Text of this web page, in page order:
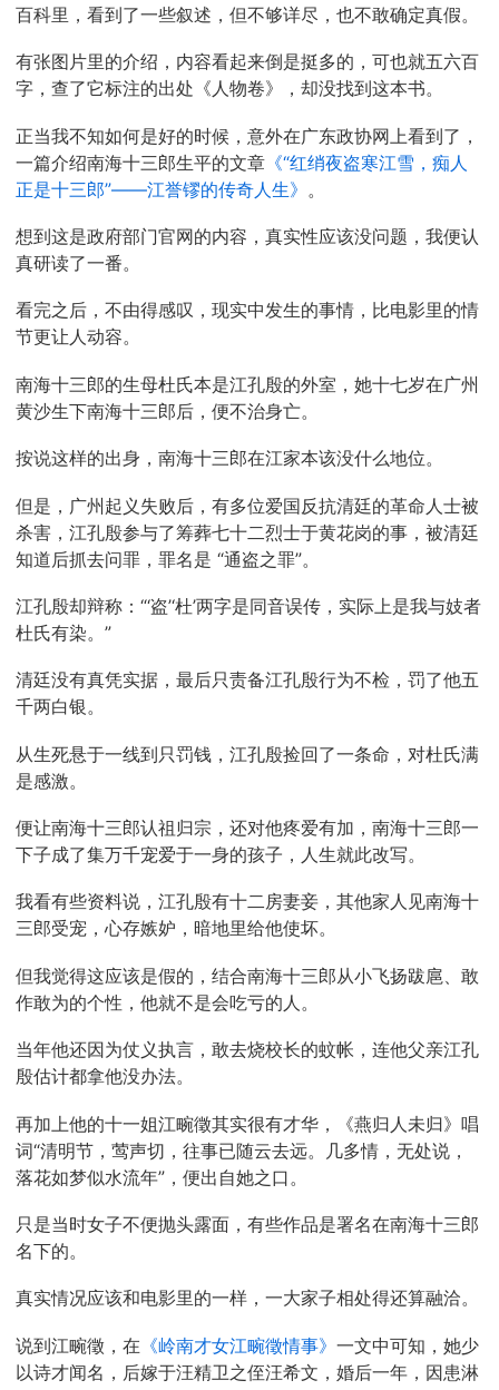
百科里，看到了一些叙述，但不够详尽，也不敢确定真假。
有张图片里的介绍，内容看起来倒是挺多的，可也就五六百
字，查了它标注的出处《人物卷》，却没找到这本书。
正当我不知如何是好的时候，意外在广东政协网上看到了，
一篇介绍南海十三郎生平的文章 《“红绡夜盗寒江雪，痴人
正是十三郎”——江誉镠的传奇人生》 。
想到这是政府部门官网的内容，真实性应该没问题，我便认
真研读了一番。
看完之后，不由得感叹，现实中发生的事情，比电影里的情
节更让人动容。
南海十三郎的生母杜氏本是江孔殷的外室，她十七岁在广州
黄沙生下南海十三郎后，便不治身亡。
按说这样的出身，南海十三郎在江家本该没什么地位。
但是，广州起义失败后，有多位爱国反抗清廷的革命人士被
杀害，江孔殷参与了筹葬七十二烈士于黄花岗的事，被清廷
知道后抓去问罪，罪名是 “通盗之罪”。
江孔殷却辩称：“‘盗’‘杜’两字是同音误传，实际上是我与妓者
杜氏有染。”
清廷没有真凭实据，最后只责备江孔殷行为不检，罚了他五
千两白银。
从生死悬于一线到只罚钱，江孔殷捡回了一条命，对杜氏满
是感激。
便让南海十三郎认祖归宗，还对他疼爱有加，南海十三郎一
下子成了集万千宠爱于一身的孩子，人生就此改写。
我看有些资料说，江孔殷有十二房妻妾，其他家人见南海十
三郎受宠，心存嫉妒，暗地里给他使坏。
但我觉得这应该是假的，结合南海十三郎从小飞扬跋扈、敢
作敢为的个性，他就不是会吃亏的人。
当年他还因为仗义执言，敢去烧校长的蚊帐，连他父亲江孔
殷估计都拿他没办法。
再加上他的十一姐江畹徵其实很有才华，《燕归人未归》唱
词“清明节，莺声切，往事已随云去远。几多情，无处说，
落花如梦似水流年”，便出自她之口。
只是当时女子不便抛头露面，有些作品是署名在南海十三郎
名下的。
真实情况应该和电影里的一样，一大家子相处得还算融洽。
说到江畹徵，在 《岭南才女江畹徵情事》 一文中可知，她少
以诗才闻名，后嫁于汪精卫之侄汪希文，婚后一年，因患淋